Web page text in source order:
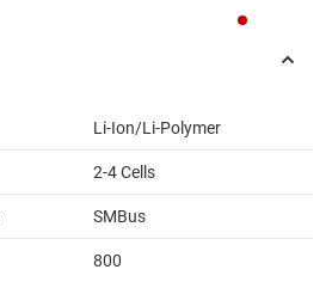
Li-Ion/Li-Polymer
2-4 Cells
SMBus
800